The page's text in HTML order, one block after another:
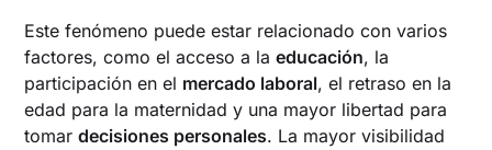
Este fenómeno puede estar relacionado con varios
factores, como el acceso a laeducación, la
participación en el mercado laboral, el retraso en la
edad para la maternidad y una mayor libertad para
tomardecisiones personales. La mayor visibilidad